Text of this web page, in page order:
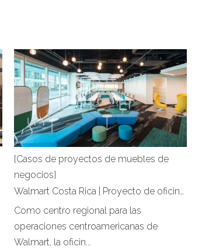
[Casos de proyectos de muebles de
negocios]
Walmart Costa Rica | Proyecto de oficina de Hongye Furniture
Como centro regional para las
operaciones centroamericanas de
Walmart, la oficin...